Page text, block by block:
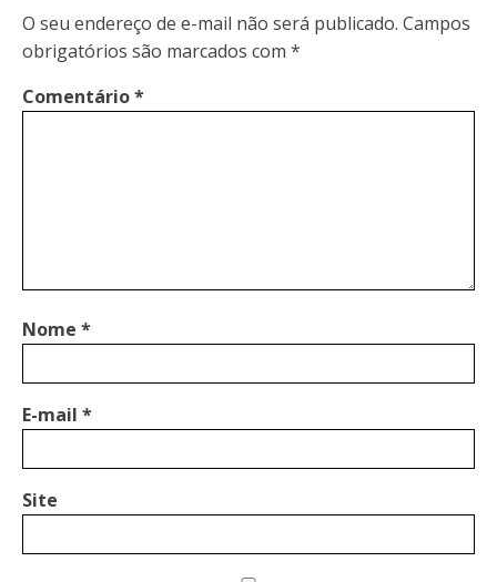
O seu endereço de e-mail não será publicado. Campos
obrigatórios são marcados com *
Comentário*
Nome *
E-mail *
Site